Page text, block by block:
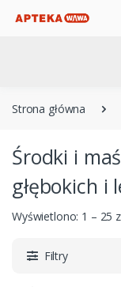
Strona główna
Środki i
głębokich i
Wyświetlono: 1 – 25
Filtry